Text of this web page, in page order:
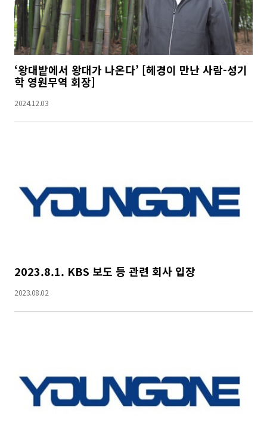
‘왕대밭에서 왕대가 나온다’ [헤경이 만난 사람-성기
학 영원무역 회장]
2024.12.03
2023.8.1. KBS 보도 등 관련 회사 입장
2023.08.02